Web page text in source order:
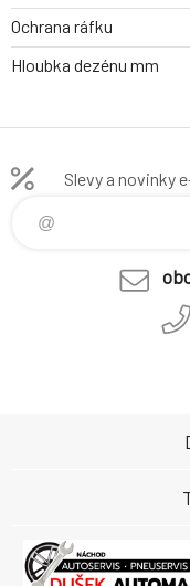
Ochrana ráfku
Hloubka dezénu mm
Slevy a novinky